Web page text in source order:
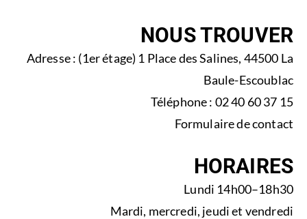
NOUS TROUVER
Adresse : (1er étage) 1 Place des Salines, 44500 La
Baule-Escoublac
Téléphone : 02 40 60 37 15
Formulaire de contact
HORAIRES
Lundi 14h00–18h30
Mardi, mercredi, jeudi et vendredi